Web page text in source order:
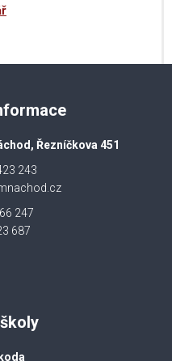
Řezníčkova 451
243
247
687